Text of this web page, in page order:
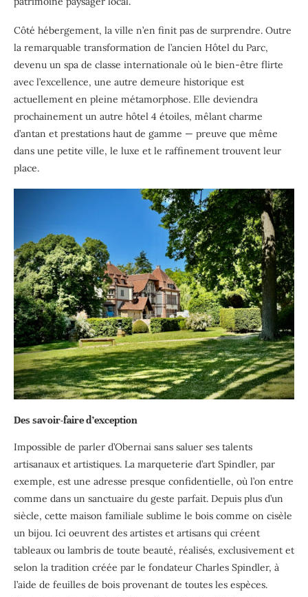
Côté hébergement, la ville n’en finit pas de surprendre. Outre
la remarquable transformation de l’ancien Hôtel du Parc,
devenu un spa de classe internationale où le bien-être flirte
avec l’excellence, une autre demeure historique est
actuellement en pleine métamorphose. Elle deviendra
prochainement un autre hôtel 4 étoiles, mêlant charme
d’antan et prestations haut de gamme — preuve que même
dans une petite ville, le luxe et le raffinement trouvent leur
place.
Des savoir-faire d’exception
Impossible de parler d’Obernai sans saluer ses talents
artisanaux et artistiques. La marqueterie d’art Spindler, par
exemple, est une adresse presque confidentielle, où l’on entre
comme dans un sanctuaire du geste parfait. Depuis plus d’un
siècle, cette maison familiale sublime le bois comme on cisèle
un bijou. Ici oeuvrent des artistes et artisans qui créent
tableaux ou lambris de toute beauté, réalisés, exclusivement et
selon la tradition créée par le fondateur Charles Spindler, à
l’aide de feuilles de bois provenant de toutes les espèces.